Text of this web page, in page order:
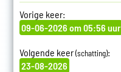
Vorige keer:
09-06-2026 om 05:56 uur
Volgende keer(schatting):
23-08-2026